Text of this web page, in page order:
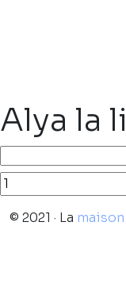
Alya la
© 2021 · La maison